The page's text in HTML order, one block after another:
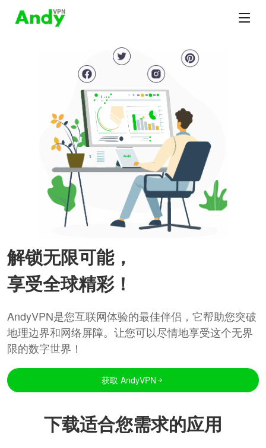
解锁无限可能，
享受全球精彩！
AndyVPN是您互联网体验的最佳伴侣，它帮助您突破
地理边界和网络屏障。让您可以尽情地享受这个无界
限的数字世界！
获取 AndyVPN
下载适合您需求的应用